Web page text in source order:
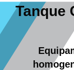
Tanque